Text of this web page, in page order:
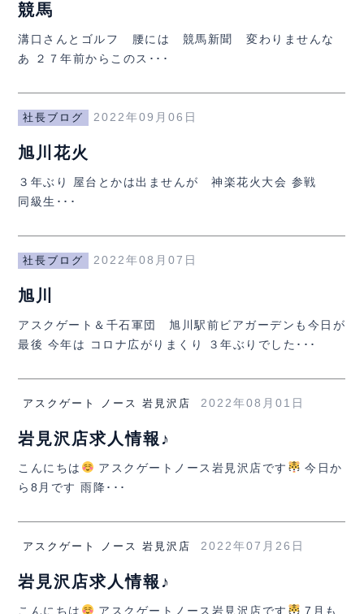
競馬
溝口さんとゴルフ 腰には 競馬新聞 変わりませんな
あ ２７年前からこのス･･･
社長ブログ 2022年09月06日
旭川花火
３年ぶり 屋台とかは出ませんが 神楽花火大会 参戦
同級生･･･
社長ブログ 2022年08月07日
旭川
アスクゲート＆千石軍団 旭川駅前ビアガーデンも今日が
最後 今年は コロナ広がりまくり ３年ぶりでした･･･
アスクゲート ノース 岩見沢店 2022年08月01日
岩見沢店求人情報♪
こんにちは アスクゲートノース岩見沢店です
今日か
ら8月です 雨降･･･
アスクゲート ノース 岩見沢店 2022年07月26日
岩見沢店求人情報♪
こんにちは アスクゲートノース岩見沢店です
7月も